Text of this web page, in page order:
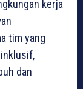
kerja
tim yang
dan